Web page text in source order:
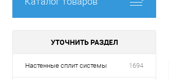
УТОЧНИТЬ РАЗДЕЛ
Настенные сплит системы 1694